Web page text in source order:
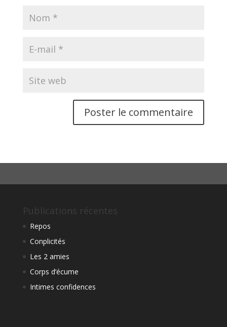
Publications récentes
Repos
Conplicités
Les 2 amies
Corps d’écume
Intimes confidences